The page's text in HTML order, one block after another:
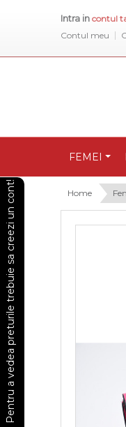
Intra in contul
Contul meu
FEMEI
Home
Pentru a vedea preturile trebuie sa creezi un cont!